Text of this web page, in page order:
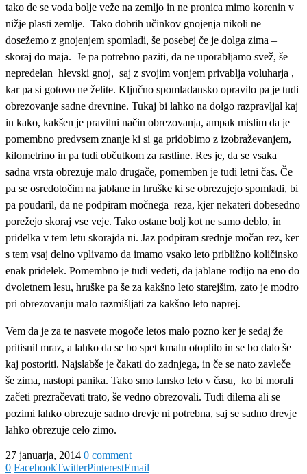
tako de se voda bolje veže na zemljo in ne pronica mimo korenin v
nižje plasti zemlje. Tako dobrih učinkov gnojenja nikoli ne
dosežemo z gnojenjem spomladi, še posebej če je dolga zima –
skoraj do maja. Je pa potrebno paziti, da ne uporabljamo svež, še
nepredelan hlevski gnoj, saj z svojim vonjem privablja voluharja ,
kar pa si gotovo ne želite. Ključno spomladansko opravilo pa je tudi
obrezovanje sadne drevnine. Tukaj bi lahko na dolgo razpravljal kaj
in kako, kakšen je pravilni način obrezovanja, ampak mislim da je
pomembno predvsem znanje ki si ga pridobimo z izobraževanjem,
kilometrino in pa tudi občutkom za rastline. Res je, da se vsaka
sadna vrsta obrezuje malo drugače, pomemben je tudi letni čas. Če
pa se osredotočim na jablane in hruške ki se obrezujejo spomladi, bi
pa poudaril, da ne podpiram močnega reza, kjer nekateri dobesedno
porežejo skoraj vse veje. Tako ostane bolj kot ne samo deblo, in
pridelka v tem letu skorajda ni. Jaz podpiram srednje močan rez, ker
s tem vsaj delno vplivamo da imamo vsako leto približno količinsko
enak pridelek. Pomembno je tudi vedeti, da jablane rodijo na eno do
dvoletnem lesu, hruške pa še za kakšno leto starejšim, zato je modro
pri obrezovanju malo razmišljati za kakšno leto naprej.
Vem da je za te nasvete mogoče letos malo pozno ker je sedaj že
pritisnil mraz, a lahko da se bo spet kmalu otoplilo in se bo dalo še
kaj postoriti. Najslabše je čakati do zadnjega, in če se nato zavleče
še zima, nastopi panika. Tako smo lansko leto v času, ko bi morali
začeti prezračevati trato, še vedno obrezovali. Tudi dilema ali se
pozimi lahko obrezuje sadno drevje ni potrebna, saj se sadno drevje
lahko obrezuje celo zimo.
27 januarja, 2014 0 comment
0 FacebookTwitterPinterestEmail